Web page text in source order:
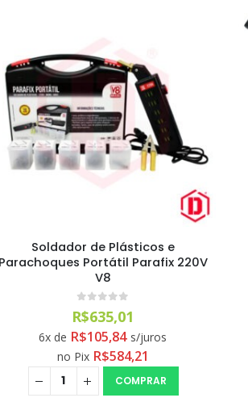
Soldador de Plásticos e
Parachoques Portátil Parafix 220V
V8
0out of 5
R$635,01
6x de R$105,84 s/juros
no Pix R$584,21
COMPRAR